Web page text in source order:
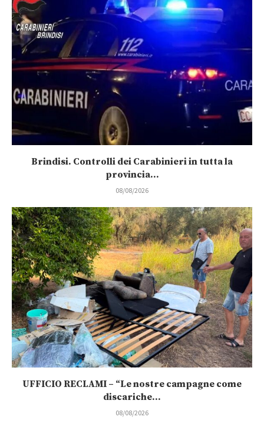
Brindisi. Controlli dei Carabinieri in tutta la
provincia...
08/08/2026
UFFICIO RECLAMI – “Le nostre campagne come
discariche...
08/08/2026